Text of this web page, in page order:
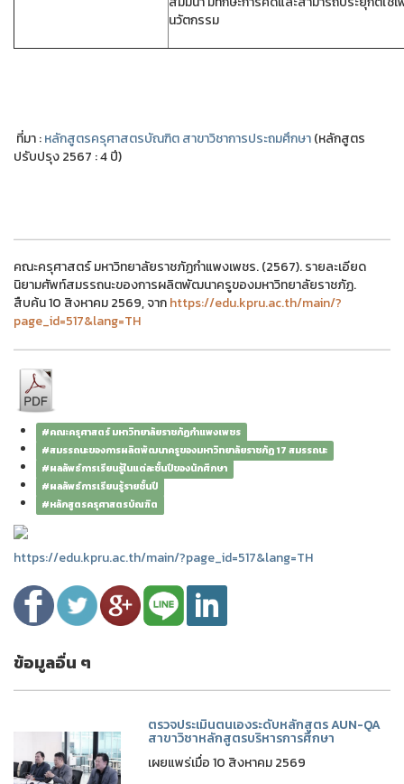
นวัตกรรม
ที่มา :หลักสูตรครุศาสตรบัณฑิต สาขาวิชาการประถมศึกษา(หลักสูตร
ปรับปรุง 2567 : 4 ปี)
คณะครุศาสตร์ มหาวิทยาลัยราชภัฏกำแพงเพชร. (2567). รายละเอียด
นิยามศัพท์สมรรถนะของการผลิตพัฒนาครูของมหาวิทยาลัยราชภัฏ.
สืบค้น 10 สิงหาคม 2569, จากhttps://edu.kpru.ac.th/main/?
page_id=517&lang=TH
#คณะครุศาสตร์ มหาวิทยาลัยราชภัฏกำแพงเพชร
#สมรรถนะของการผลิตพัฒนาครูของมหาวิทยาลัยราชภัฏ 17 สมรรถนะ
#ผลลัพธ์การเรียนรู้ในแต่ละชั้นปีของนักศึกษา
#ผลลัพธ์การเรียนรู้รายชั้นปี
#หลักสูตรครุศาสตรบัณฑิต
https://edu.kpru.ac.th/main/?page_id=517&lang=TH
ข้อมูลอื่น ๆ
ตรวจประเมินตนเองระดับหลักสูตร AUN-QA
สาขาวิชาหลักสูตรบริหารการศึกษา
เผยแพร่เมื่อ 10 สิงหาคม 2569